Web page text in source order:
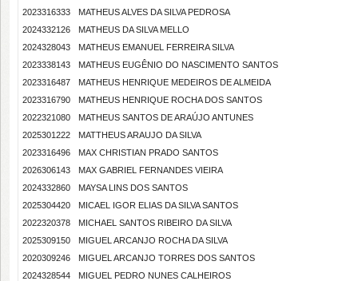
2023316333
MATHEUS ALVES DA SILVA PEDROSA
2024332126
MATHEUS DA SILVA MELLO
2024328043
MATHEUS EMANUEL FERREIRA SILVA
2023338143
MATHEUS EUGÊNIO DO NASCIMENTO SANTOS
2023316487
MATHEUS HENRIQUE MEDEIROS DE ALMEIDA
2023316790
MATHEUS HENRIQUE ROCHA DOS SANTOS
2022321080
MATHEUS SANTOS DE ARAÚJO ANTUNES
2025301222
MATTHEUS ARAUJO DA SILVA
2023316496
MAX CHRISTIAN PRADO SANTOS
2026306143
MAX GABRIEL FERNANDES VIEIRA
2024332860
MAYSA LINS DOS SANTOS
2025304420
MICAEL IGOR ELIAS DA SILVA SANTOS
2022320378
MICHAEL SANTOS RIBEIRO DA SILVA
2025309150
MIGUEL ARCANJO ROCHA DA SILVA
2020309246
MIGUEL ARCANJO TORRES DOS SANTOS
2024328544
MIGUEL PEDRO NUNES CALHEIROS